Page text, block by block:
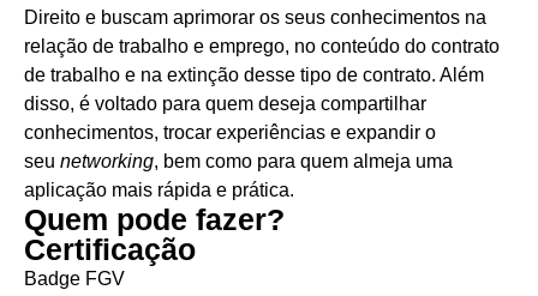
Direito e buscam aprimorar os seus conhecimentos na
relação de trabalho e emprego, no conteúdo do contrato
de trabalho e na extinção desse tipo de contrato. Além
disso, é voltado para quem deseja compartilhar
conhecimentos, trocar experiências e expandir o
seu networking, bem como para quem almeja uma
aplicação mais rápida e prática.
Quem pode fazer?
Certificação
Badge FGV